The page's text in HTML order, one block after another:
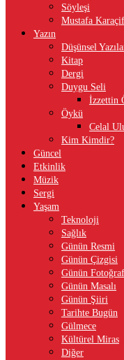
Söyleşi
Mustafa
Yazın
Düşünsel
Kitap
Dergi
Duygu Seli
İzzettin
Öykü
Celal
Kim Kimdir?
Güncel
Etkinlik
Müzik
Sergi
Yaşam
Teknoloji
Sağlık
Günün Resmi
Günün Çizgisi
Günün
Günün Masalı
Günün Şiiri
Tarihte Bugün
Gülmece
Kültürel Miras
Diğer